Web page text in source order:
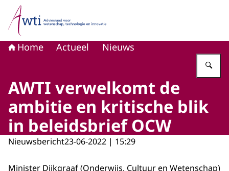
Naar de homepage van Adviesraad voor wetenschap,
Home Actueel Nieuws
AWTI verwelkomt de
ambitie en kritische blik
in beleidsbrief OCW
Nieuwsbericht23-06-2022 | 15:29
Minister Dijkgraaf (Onderwijs, Cultuur en Wetenschap)